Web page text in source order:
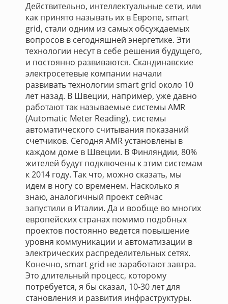
Действительно, интеллектуальные сети, или
как принято называть их в Европе, smart
grid, стали одним из самых обсуждаемых
вопросов в сегодняшней энергетике. Эти
технологии несут в себе решения будущего,
и постоянно развиваются. Скандинавские
электросетевые компании начали
развивать технологии smart grid около 10
лет назад. В Швеции, например, уже давно
работают так называемые системы AMR
(Automatic Meter Reading), системы
автоматического считывания показаний
счетчиков. Сегодня AMR установлены в
каждом доме в Швеции. В Финляндии, 80%
жителей будут подключены к этим системам
к 2014 году. Так что, можно сказать, мы
идем в ногу со временем. Насколько я
знаю, аналогичный проект сейчас
запустили в Италии. Да и вообще во многих
европейских странах помимо подобных
проектов постоянно ведется повышение
уровня коммуникации и автоматизации в
электрических распределительных сетях.
Конечно, smart grid не заработают завтра.
Это длительный процесс, которому
потребуется, я бы сказал, 10-30 лет для
становления и развития инфраструктуры.